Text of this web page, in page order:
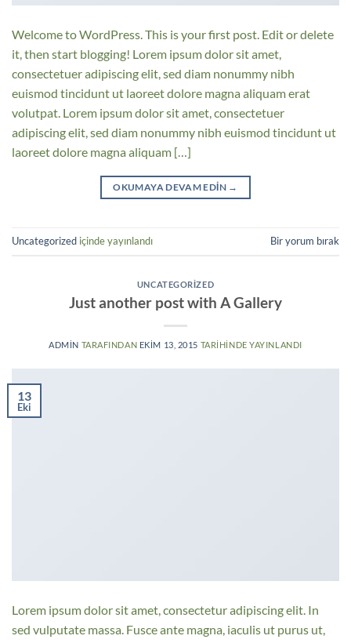
Welcome to WordPress. This is your first post. Edit or delete
it, then start blogging! Lorem ipsum dolor sit amet,
consectetuer adipiscing elit, sed diam nonummy nibh
euismod tincidunt ut laoreet dolore magna aliquam erat
volutpat. Lorem ipsum dolor sit amet, consectetuer
adipiscing elit, sed diam nonummy nibh euismod tincidunt ut
laoreet dolore magna aliquam […]
OKUMAYA DEVAM EDIN →
Uncategorized içinde yayınlandı Bir yorum bırak
UNCATEGORIZED
Just another post with A Gallery
ADMIN TARAFINDAN EKIM 13, 2015 TARIHINDE YAYINLANDI
13
Eki
Lorem ipsum dolor sit amet, consectetur adipiscing elit. In
sed vulputate massa. Fusce ante magna, iaculis ut purus ut,